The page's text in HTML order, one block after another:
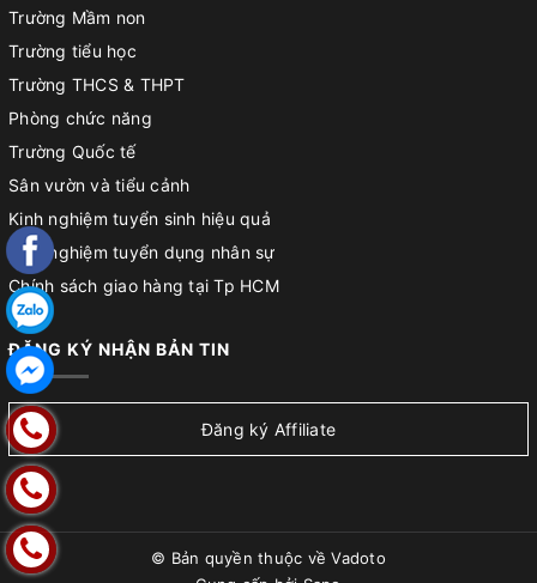
Trường Mầm non
Trường tiểu học
Trường THCS & THPT
Phòng chức năng
Trường Quốc tế
Sân vườn và tiểu cảnh
Kinh nghiệm tuyển sinh hiệu quả
Kinh nghiệm tuyển dụng nhân sự
Chính sách giao hàng tại Tp HCM
Chính sách đổi trả
Chính sách bảo hành sản phẩm
Hướng dẫn lắp đặt sản phẩm
Hướng dẫn mua hàng
Hướng dẫn thanh toán
ĐĂNG KÝ NHẬN BẢN TIN
Đăng ký Affiliate
© Bản quyền thuộc vềVadoto